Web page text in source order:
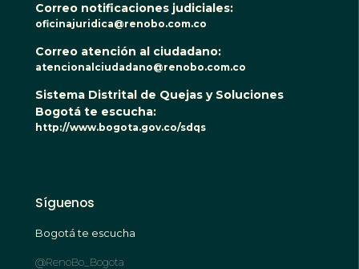
Correo notificaciones judiciales:
oficinajuridica@renobo.com.co
Correo atención al ciudadano:
atencionalciudadano@renobo.com.co
Sistema Distrital de Quejas y Soluciones
Bogotá te escucha:
http://www.bogota.gov.co/sdqs
Síguenos
Bogotá te escucha
@RenoBo_Bogota